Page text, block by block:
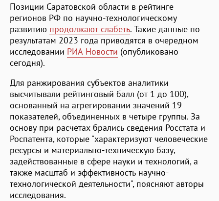
Позиции Саратовской области в рейтинге
регионов РФ по научно-технологическому
развитию продолжают слабеть. Такие данные по
результатам 2023 года приводятся в очередном
исследовании РИА Новости (опубликовано
сегодня).
Для ранжирования субъектов аналитики
высчитывали рейтинговый балл (от 1 до 100),
основанный на агрегировании значений 19
показателей, объединенных в четыре группы. За
основу при расчетах брались сведения Росстата и
Роспатента, которые "характеризуют человеческие
ресурсы и материально-техническую базу,
задействованные в сфере науки и технологий, а
также масштаб и эффективность научно-
технологической деятельности", поясняют авторы
исследования.